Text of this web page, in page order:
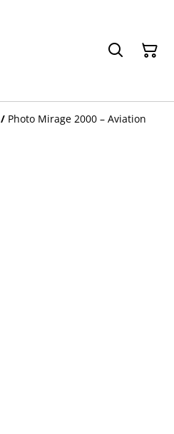
/ Photo Mirage 2000 – Aviation